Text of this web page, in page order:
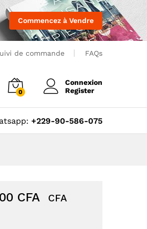
Commencez à Vendre
de commande FAQs
0
Connexion
Register
+229-90-586-075
CFA CFA